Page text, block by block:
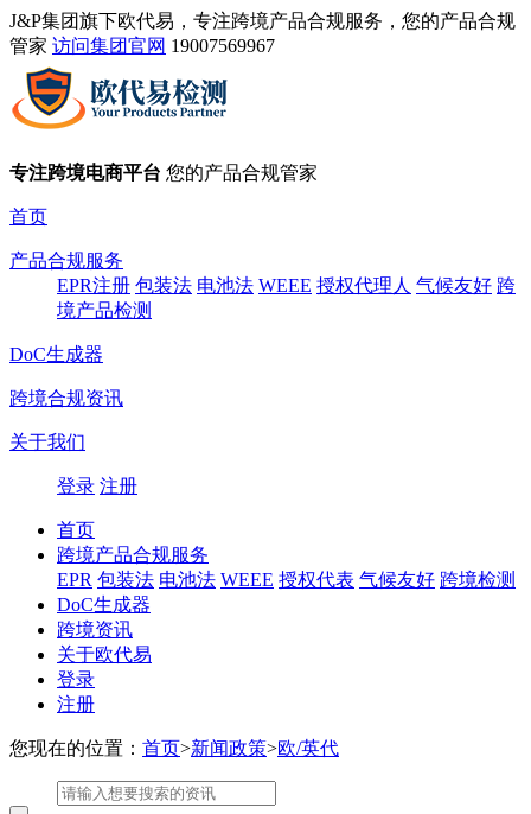
J&P集团旗下欧代易，专注跨境产品合规服务，您的产品合规
管家 访问集团官网 19007569967
专注跨境电商平台 您的产品合规管家
首页
产品合规服务
EPR注册 包装法 电池法 WEEE 授权代理人 气候友好 跨
境产品检测
DoC生成器
跨境合规资讯
关于我们
登录 注册
首页
跨境产品合规服务
EPR 包装法 电池法 WEEE 授权代表 气候友好 跨境检测
DoC生成器
跨境资讯
关于欧代易
登录
注册
您现在的位置： 首页>新闻政策>欧/英代